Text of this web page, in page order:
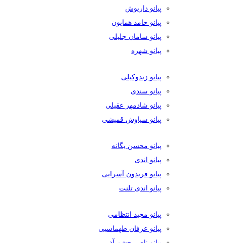
پیانو داریوش
پیانو حامد همایون
پیانو سامان جلیلی
پیانو شهره
پیانو زندوکیلی
پیانو سندی
پیانو شادمهر عقیلی
پیانو سیاوش قمیشی
پیانو محسن یگانه
پیانو اندی
پیانو فریدون آسرایی
پیانو اندی تلنت
پیانو مجید انتظامی
پیانو عرفان طهماسبی